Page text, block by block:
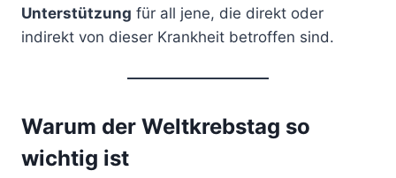
Unterstützung für all jene, die direkt oder
indirekt von dieser Krankheit betroffen sind.
Warum der Weltkrebstag so
wichtig ist